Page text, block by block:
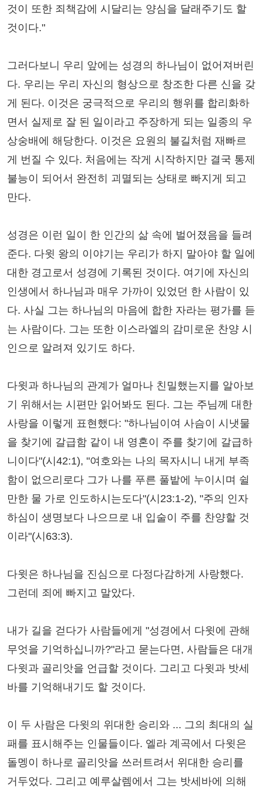
것이 또한 죄책감에 시달리는 양심을 달래주기도 할
것이다."
그러다보니 우리 앞에는 성경의 하나님이 없어져버린
다. 우리는 우리 자신의 형상으로 창조한 다른 신을 갖
게 된다. 이것은 궁극적으로 우리의 행위를 합리화하
면서 실제로 잘 된 일이라고 주장하게 되는 일종의 우
상숭배에 해당한다. 이것은 요원의 불길처럼 재빠르
게 번질 수 있다. 처음에는 작게 시작하지만 결국 통제
불능이 되어서 완전히 괴멸되는 상태로 빠지게 되고
만다.
성경은 이런 일이 한 인간의 삶 속에 벌어졌음을 들려
준다. 다윗 왕의 이야기는 우리가 하지 말아야 할 일에
대한 경고로서 성경에 기록된 것이다. 여기에 자신의
인생에서 하나님과 매우 가까이 있었던 한 사람이 있
다. 사실 그는 하나님의 마음에 합한 자라는 평가를 듣
는 사람이다. 그는 또한 이스라엘의 감미로운 찬양 시
인으로 알려져 있기도 하다.
다윗과 하나님의 관계가 얼마나 친밀했는지를 알아보
기 위해서는 시편만 읽어봐도 된다. 그는 주님께 대한
사랑을 이렇게 표현했다: "하나님이여 사슴이 시냇물
을 찾기에 갈급함 같이 내 영혼이 주를 찾기에 갈급하
니이다"(시42:1), "여호와는 나의 목자시니 내게 부족
함이 없으리로다 그가 나를 푸른 풀밭에 누이시며 쉴
만한 물 가로 인도하시는도다"(시23:1-2), "주의 인자
하심이 생명보다 나으므로 내 입술이 주를 찬양할 것
이라"(시63:3).
다윗은 하나님을 진심으로 다정다감하게 사랑했다.
그런데 죄에 빠지고 말았다.
내가 길을 걷다가 사람들에게 "성경에서 다윗에 관해
무엇을 기억하십니까?"라고 묻는다면, 사람들은 대개
다윗과 골리앗을 언급할 것이다. 그리고 다윗과 밧세
바를 기억해내기도 할 것이다.
이 두 사람은 다윗의 위대한 승리와 ... 그의 최대의 실
패를 표시해주는 인물들이다. 엘라 계곡에서 다윗은
돌멩이 하나로 골리앗을 쓰러트려서 위대한 승리를
거두었다. 그리고 예루살렘에서 그는 밧세바에 의해